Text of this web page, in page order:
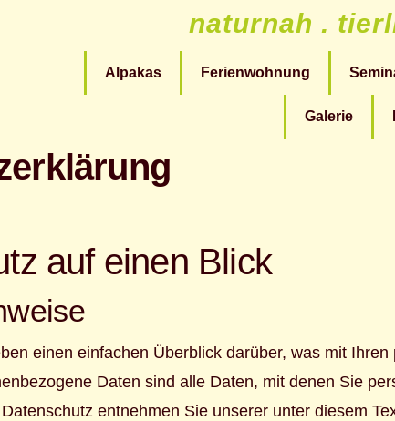
naturnah .
Alpakas Ferienwohnung
Galerie
auf einen Blick
einen einfachen Überblick darüber, was mit
Daten sind alle Daten, mit denen Sie
entnehmen Sie unserer unter diesem